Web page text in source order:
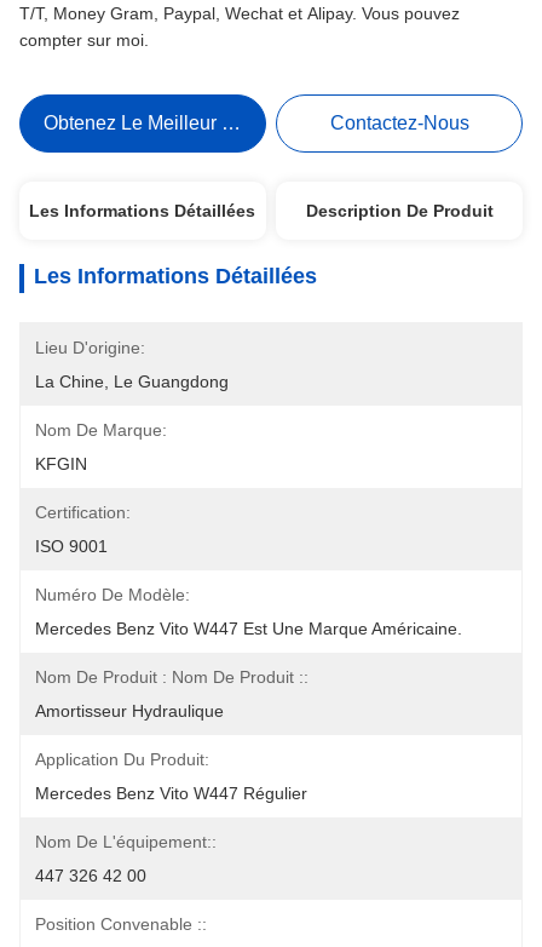
T/T, Money Gram, Paypal, Wechat et Alipay. Vous pouvez
compter sur moi.
Obtenez Le Meilleur Prix Contactez-Nous
Les Informations Détaillées Description De Produit
Les Informations Détaillées
Lieu D'origine:
La Chine, Le Guangdong
Nom De Marque:
KFGIN
Certification:
ISO 9001
Numéro De Modèle:
Mercedes Benz Vito W447 Est Une Marque Américaine.
Nom De Produit : Nom De Produit ::
Amortisseur Hydraulique
Application Du Produit:
Mercedes Benz Vito W447 Régulier
Nom De L'équipement::
447 326 42 00
Position Convenable ::